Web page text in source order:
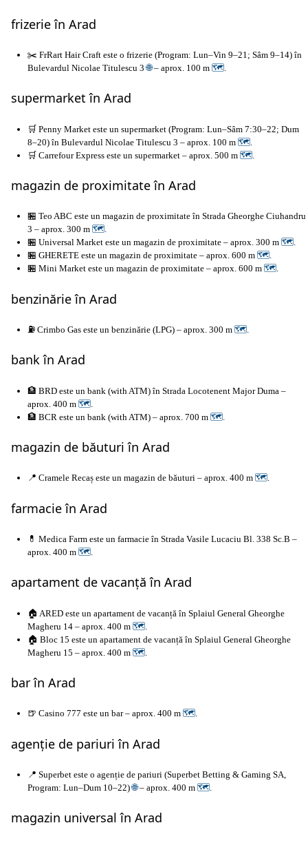
frizerie în Arad
✂️ FrRart Hair Craft este o frizerie (Program: Lun–Vin 9–21; Sâm 9–14) în
Bulevardul Nicolae Titulescu 3🌐– aprox. 100 m 🗺.
supermarket în Arad
🛒 Penny Market este un supermarket (Program: Lun–Sâm 7:30–22; Dum
8–20) în Bulevardul Nicolae Titulescu 3 – aprox. 100 m 🗺
🛒 Carrefour Express este un supermarket – aprox. 500 m 🗺
magazin de proximitate în Arad
🏪 Teo ABC este un magazin de proximitate în Strada Gheorghe Ciuhandru
3 – aprox. 300 m 🗺.
🏪 Universal Market este un magazin de proximitate – aprox. 300 m 🗺.
🏪 GHERETE este un magazin de proximitate – aprox. 600 m 🗺.
🏪 Mini Market este un magazin de proximitate – aprox. 600 m 🗺.
benzinărie în Arad
⛽ Crimbo Gas este un benzinărie (LPG) – aprox. 300 m 🗺.
bank în Arad
🏦 BRD este un bank (with ATM) în Strada Locotenent Major Duma –
aprox. 400 m 🗺
🏦 BCR este un bank (with ATM) – aprox. 700 m 🗺
magazin de băuturi în Arad
📍 Cramele Recaș este un magazin de băuturi – aprox. 400 m 🗺.
farmacie în Arad
💊 Medica Farm este un farmacie în Strada Vasile Lucaciu Bl. 338 Sc.B –
aprox. 400 m 🗺
apartament de vacanță în Arad
🏠 ARED este un apartament de vacanță în Splaiul General Gheorghe
Magheru 14 – aprox. 400 m 🗺
🏠 Bloc 15 este un apartament de vacanță în Splaiul General Gheorghe
Magheru 15 – aprox. 400 m 🗺
bar în Arad
🍺 Casino 777 este un bar – aprox. 400 m 🗺.
agenție de pariuri în Arad
📍 Superbet este o agenție de pariuri (Superbet Betting & Gaming SA,
Program: Lun–Dum 10–22)🌐– aprox. 400 m 🗺
magazin universal în Arad